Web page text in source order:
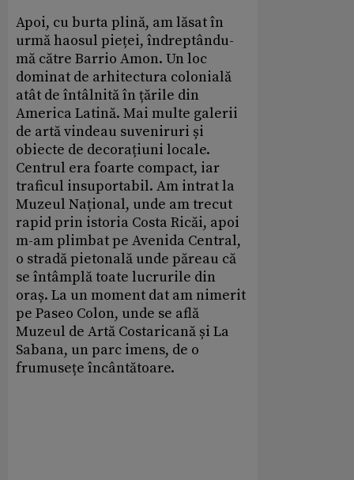
Apoi, cu burta plină, am lăsat în
urmă haosul pieței, îndreptându-
mă către Barrio Amon. Un loc
dominat de arhitectura colonială
atât de întâlnită în țările din
America Latină. Mai multe galerii
de artă vindeau suveniruri și
obiecte de decorațiuni locale.
Centrul era foarte compact, iar
traficul insuportabil. Am intrat la
Muzeul Național, unde am trecut
rapid prin istoria Costa Ricăi, apoi
m-am plimbat pe Avenida Central,
o stradă pietonală unde păreau că
se întâmplă toate lucrurile din
oraș. La un moment dat am nimerit
pe Paseo Colon, unde se află
Muzeul de Artă Costaricană și La
Sabana, un parc imens, de o
frumusețe încântătoare.